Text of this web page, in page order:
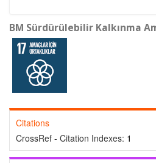
BM Sürdürülebilir Kalkınma
Citations
CrossRef - Citation Indexes: 1